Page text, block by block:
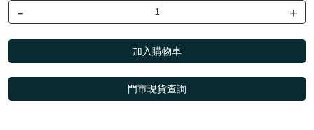
- +
加入購物車
門市現貨查詢